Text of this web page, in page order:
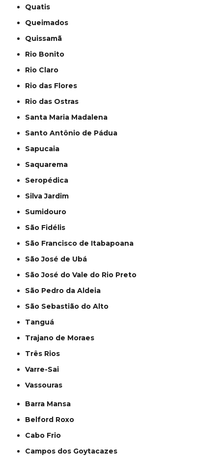
Quatis
Queimados
Quissamã
Rio Bonito
Rio Claro
Rio das Flores
Rio das Ostras
Santa Maria Madalena
Santo Antônio de Pádua
Sapucaia
Saquarema
Seropédica
Silva Jardim
Sumidouro
São Fidélis
São Francisco de Itabapoana
São José de Ubá
São José do Vale do Rio Preto
São Pedro da Aldeia
São Sebastião do Alto
Tanguá
Trajano de Moraes
Três Rios
Varre-Sai
Vassouras
Barra Mansa
Belford Roxo
Cabo Frio
Campos dos Goytacazes